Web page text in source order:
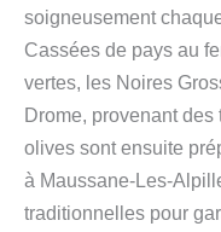
soigneusement
Cassées de pays au
vertes, les Noires
Drome, provenant
olives sont ensuite
à Maussane-Les-
traditionnelles pour